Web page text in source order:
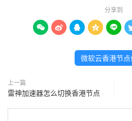
分享到
    
微软云香港节点
上一篇
雷神加速器怎么切换香港节点